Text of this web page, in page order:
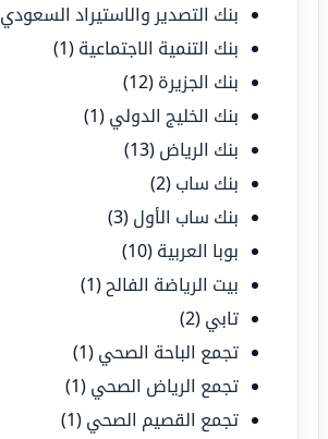
بنك التصدير والاستيراد السعودي
بنك التنمية الاجتماعية (1)
بنك الجزيرة (12)
بنك الخليج الدولي (1)
بنك الرياض (13)
بنك ساب (2)
بنك ساب الأول (3)
بوبا العربية (10)
بيت الرياضة الفالح (1)
تابي (2)
تجمع الباحة الصحي (1)
تجمع الرياض الصحي (1)
تجمع القصيم الصحي (1)